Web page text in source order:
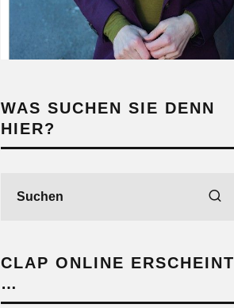
WAS SUCHEN SIE DENN
HIER?
CLAP ONLINE ERSCHEINT
…